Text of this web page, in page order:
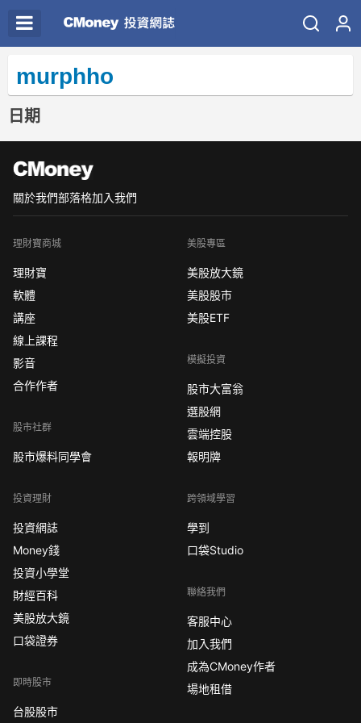
murphho
日期
關於我們部落格加入我們
理財寶商城
理財寶
軟體
講座
線上課程
影音
合作作者
股市社群
股市爆料同學會
投資理財
投資網誌
Money錢
投資小學堂
財經百科
美股放大鏡
口袋證券
即時股市
台股股市
美股專區
美股放大鏡
美股股市
美股ETF
模擬投資
股市大富翁
選股網
雲端控股
報明牌
跨領域學習
學到
口袋Studio
聯絡我們
客服中心
加入我們
成為CMoney作者
場地租借